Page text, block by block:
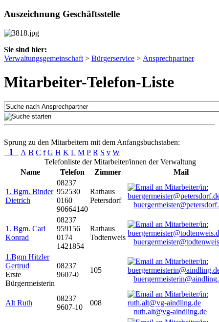
Auszeichnung Geschäftsstelle
Sie sind hier:
Verwaltungsgemeinschaft > Bürgerservice > Ansprechpartner
Mitarbeiter-Telefon-Liste
Sprung zu den Mitarbeitern mit dem Anfangsbuchstaben:
1 A B C f G H K L M P R S v W
Telefonliste der Mitarbeiter/innen der Verwaltung
Name
Telefon Zimmer Mail
1. Bgm. Binder
Dietrich
08237
952530
0160
90664140
Rathaus
Petersdorf
1. Bgm. Carl
Konrad
08237
959156
0174
1421854
Rathaus
Todtenweis
1.Bgm Hitzler
Gertrud
Erste
Bürgermeisterin
08237
9607-0
105
Alt Ruth
08237
9607-10
008
ruth.alt@vg-aindling.de